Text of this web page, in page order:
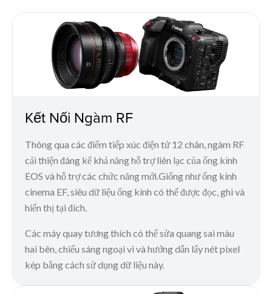
Kết Nối Ngàm RF
Thông qua các điểm tiếp xúc điện tử 12 chân, ngàm RF
cải thiện đáng kể khả năng hỗ trợ liên lạc của ống kính
EOS và hỗ trợ các chức năng mới.Giống như ống kính
cinema EF, siêu dữ liệu ống kính có thể được đọc, ghi và
hiển thị tại đích.
Các máy quay tương thích có thể sửa quang sai màu
hai bên, chiếu sáng ngoại vi và hướng dẫn lấy nét pixel
kép bằng cách sử dụng dữ liệu này.